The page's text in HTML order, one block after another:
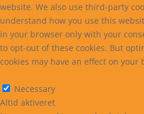
website. We also use third-party
understand how you use this
in your browser only with your
to opt-out of these cookies. But
cookies may have an effect on your
Necessary
Altid aktiveret